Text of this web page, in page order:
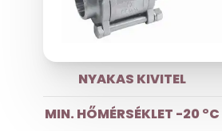
NYAKAS KIVITEL
MIN. HŐMÉRSÉKLET -20 °C